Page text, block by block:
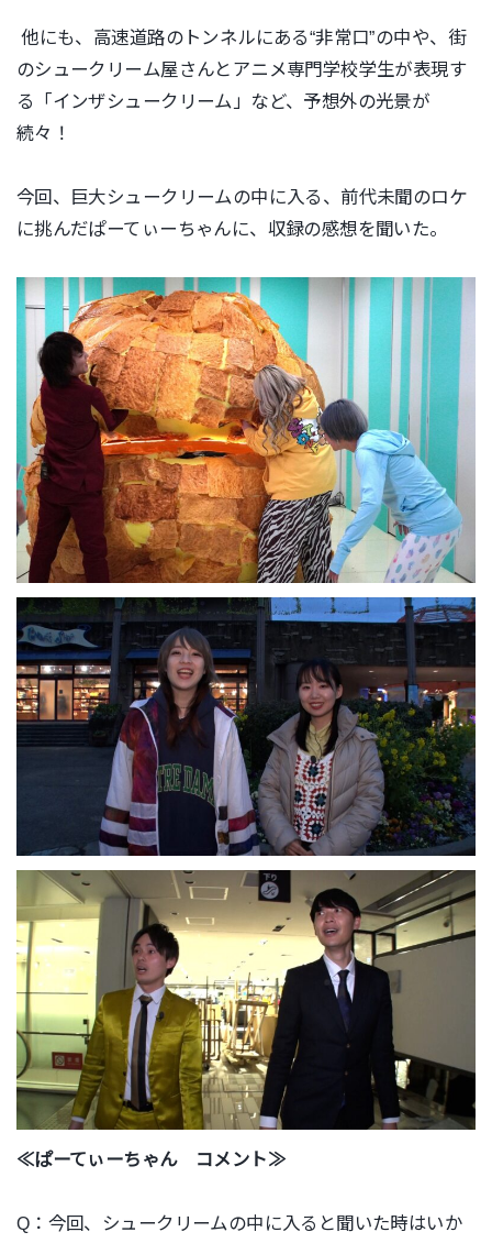
他にも、高速道路のトンネルにある“非常口”の中や、街
のシュークリーム屋さんとアニメ専門学校学生が表現す
る「インザシュークリーム」など、予想外の光景が
続々！
今回、巨大シュークリームの中に入る、前代未聞のロケ
に挑んだぱーてぃーちゃんに、収録の感想を聞いた。
≪ぱーてぃーちゃん コメント≫
Q：今回、シュークリームの中に入ると聞いた時はいか